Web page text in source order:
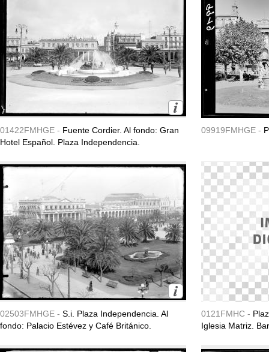
01422FMHGE - Fuente Cordier. Al fondo: Gran
Hotel Español. Plaza Independencia.
09919FMHGE -
02503FMHGE - S.i. Plaza Independencia. Al
fondo: Palacio Estévez y Café Británico.
0121FMHC -
Iglesia Matriz.